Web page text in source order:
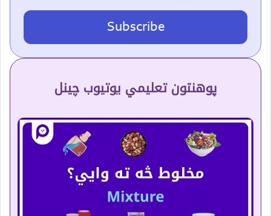
Subscribe
پوهنتون تعلیمي یوتیوب چینل